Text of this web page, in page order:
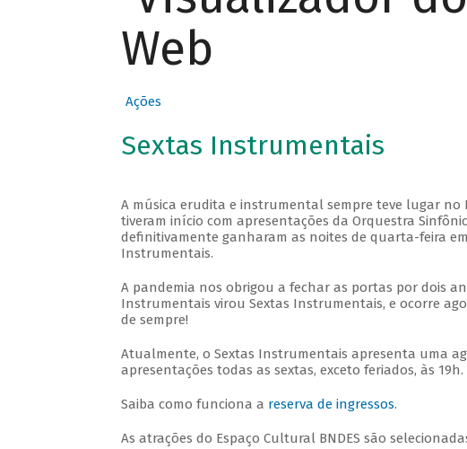
Web
Ações
Sextas Instrumentais
A música erudita e instrumental sempre teve lugar no
tiveram início com apresentações da Orquestra
definitivamente ganharam as noites de quarta-feira
Instrumentais.
A pandemia nos obrigou a fechar as portas por dois
Instrumentais virou Sextas Instrumentais, e ocorre
de sempre!
Atualmente, o Sextas Instrumentais apresenta uma
apresentações todas as sextas, exceto feriados, às 19h.
Saiba como funciona a reserva de ingressos.
As atrações do Espaço Cultural BNDES são